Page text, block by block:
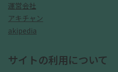
運営会社
アキチャン
akipedia
サイトの利用について